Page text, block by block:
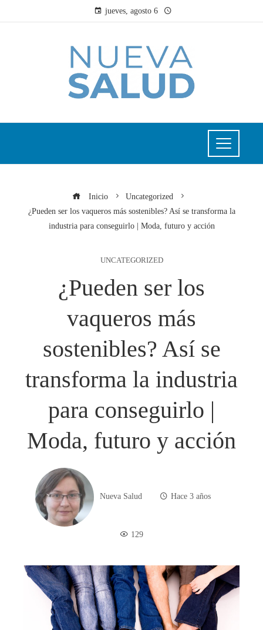
jueves, agosto 6
Inicio
Uncategorized
¿Pueden ser los vaqueros más sostenibles? Así se transforma la
industria para conseguirlo | Moda, futuro y acción
UNCATEGORIZED
¿Pueden ser los
vaqueros más
sostenibles? Así se
transforma la industria
para conseguirlo |
Moda, futuro y acción
Nueva Salud Hace 3 años
129